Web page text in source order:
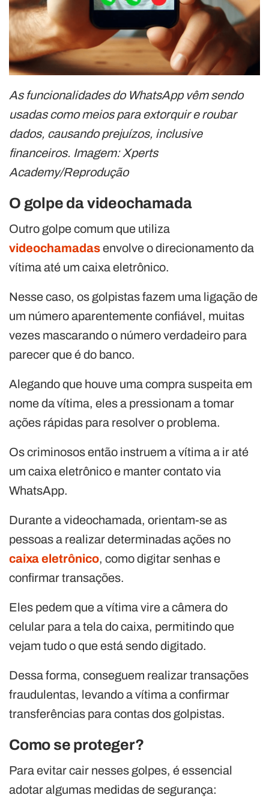
As funcionalidades do WhatsApp vêm sendo
usadas como meios para extorquir e roubar
dados, causando prejuízos, inclusive
financeiros. Imagem: Xperts
Academy/Reprodução
O golpe da videochamada
Outro golpe comum que utiliza
videochamadasenvolve o direcionamento da
vítima até um caixa eletrônico.
Nesse caso, os golpistas fazem uma ligação de
um número aparentemente confiável, muitas
vezes mascarando o número verdadeiro para
parecer que é do banco.
Alegando que houve uma compra suspeita em
nome da vítima, eles a pressionam a tomar
ações rápidas para resolver o problema.
Os criminosos então instruem a vítima a ir até
um caixa eletrônico e manter contato via
WhatsApp.
Durante a videochamada, orientam-se as
pessoas a realizar determinadas ações no
caixa eletrônico, como digitar senhas e
confirmar transações.
Eles pedem que a vítima vire a câmera do
celular para a tela do caixa, permitindo que
vejam tudo o que está sendo digitado.
Dessa forma, conseguem realizar transações
fraudulentas, levando a vítima a confirmar
transferências para contas dos golpistas.
Como se proteger?
Para evitar cair nesses golpes, é essencial
adotar algumas medidas de segurança: